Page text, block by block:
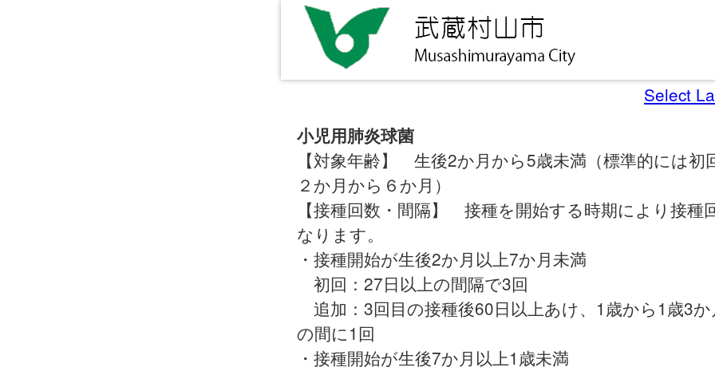
Select
小児用肺炎球菌
【対象年齢】 生後2か月から5歳未満（標準的には初
２か月から６か月）
【接種回数・間隔】 接種を開始する時期により接種
なります。
・接種開始が生後2か月以上7か月未満
初回：27日以上の間隔で3回
追加：3回目の接種後60日以上あけ、1歳から1歳3
の間に1回
・接種開始が生後7か月以上1歳未満